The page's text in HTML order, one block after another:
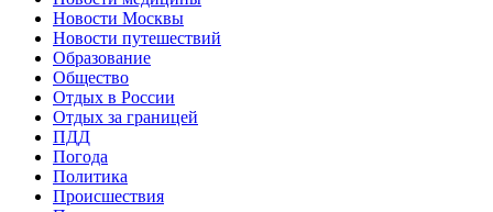
Новости Москвы
Новости путешествий
Образование
Общество
Отдых в России
Отдых за границей
ПДД
Погода
Политика
Происшествия